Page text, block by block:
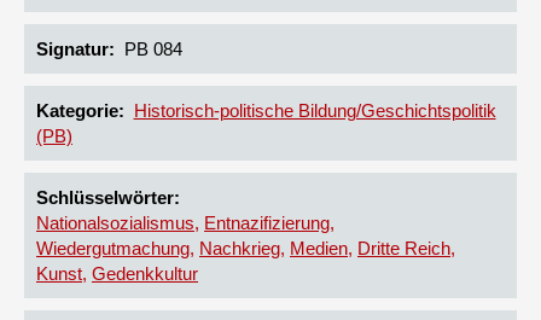
Signatur PB 084
Kategorie
Historisch-politische Bildung/Geschichtspolitik
(PB)
Schlüsselwörter
Nationalsozialismus Entnazifizierung
Wiedergutmachung Nachkrieg Medien Dritte Reich
Kunst Gedenkkultur